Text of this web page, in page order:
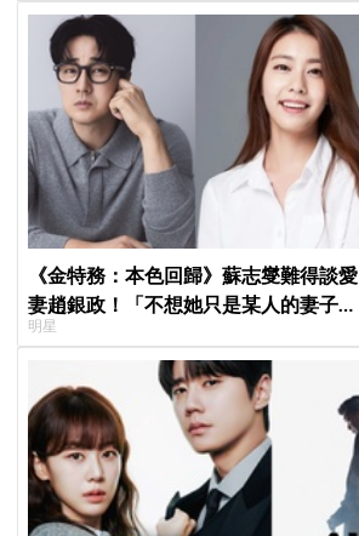
《金特務：本色回歸》蘇志燮難得談愛
妻趙銀政！「不想她只是某人的妻子」
一句話展現滿滿尊重與愛
明星